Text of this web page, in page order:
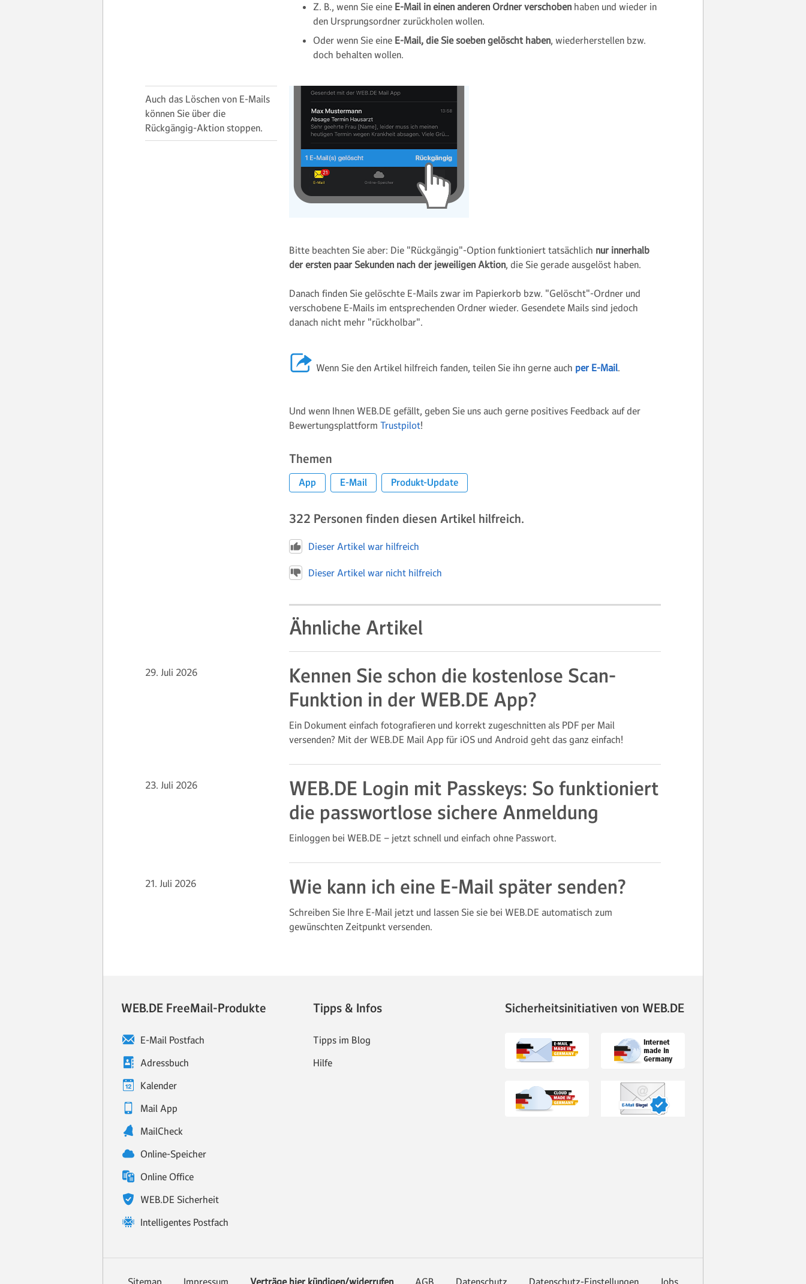
Z. B., wenn Sie eine E-Mail in einen anderen Ordner verschoben haben und wieder in
den Ursprungsordner zurückholen wollen.
Oder wenn Sie eine E-Mail, die Sie soeben gelöscht haben, wiederherstellen bzw.
doch behalten wollen.
Auch das Löschen von E-Mails
können Sie über die
Rückgängig-Aktion stoppen.
Bitte beachten Sie aber: Die "Rückgängig"-Option funktioniert tatsächlich nur innerhalb
der ersten paar Sekunden nach der jeweiligen Aktion, die Sie gerade ausgelöst haben.
Danach finden Sie gelöschte E-Mails zwar im Papierkorb bzw. "Gelöscht"-Ordner und
verschobene E-Mails im entsprechenden Ordner wieder. Gesendete Mails sind jedoch
danach nicht mehr "rückholbar".
Wenn Sie den Artikel hilfreich fanden, teilen Sie ihn gerne auch per E-Mail.
Und wenn Ihnen WEB.DE gefällt, geben Sie uns auch gerne positives Feedback auf der
Bewertungsplattform Trustpilot!
Themen
App E-Mail Produkt-Update
322 Personen finden diesen Artikel hilfreich.
Dieser Artikel war hilfreich
Dieser Artikel war nicht hilfreich
Ähnliche Artikel
29. Juli 2026
Kennen Sie schon die kostenlose Scan-
Funktion in der WEB.DE App?
Ein Dokument einfach fotografieren und korrekt zugeschnitten als PDF per Mail
versenden? Mit der WEB.DE Mail App für iOS und Android geht das ganz einfach!
23. Juli 2026
WEB.DE Login mit Passkeys: So funktioniert
die passwortlose sichere Anmeldung
Einloggen bei WEB.DE – jetzt schnell und einfach ohne Passwort.
21. Juli 2026 Wie kann ich eine E-Mail später senden?
Schreiben Sie Ihre E-Mail jetzt und lassen Sie sie bei WEB.DE automatisch zum
gewünschten Zeitpunkt versenden.
WEB.DE FreeMail-Produkte
E-Mail Postfach
Adressbuch
Kalender
Mail App
MailCheck
Online-Speicher
Online Office
WEB.DE Sicherheit
Intelligentes Postfach
Tipps & Infos
Tipps im Blog
Hilfe
Sicherheitsinitiativen von WEB.DE
Sitemap Impressum Verträge hier kündigen/widerrufen AGB Datenschutz Datenschutz-Einstellungen Jobs